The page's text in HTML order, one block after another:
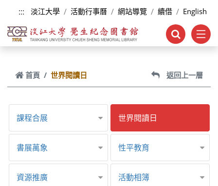
跳到主要內容
::: 淡江大學 活動行事曆 網站導覽 續借 English
首頁 世界閱讀日 返回上一層
課程合展 世界閱讀日
書展萬象 性平教育
資源推廣 活動相簿